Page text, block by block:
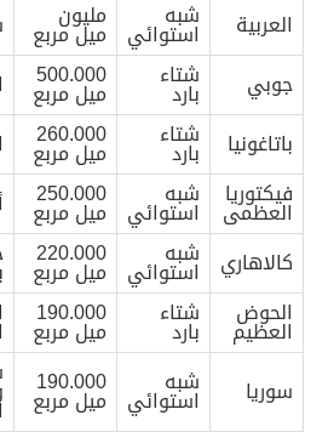
العربية
شبه
استوائي
مليون
ميل مربع
جوبي
شتاء
بارد
500.000
ميل مربع
باتاغونيا
شتاء
بارد
260.000
ميل مربع
فيكتوريا
العظمى
شبه
استوائي
250.000
ميل مربع
كالاهاري
شبه
استوائي
220.000
ميل مربع
الحوض
العظيم
شتاء
بارد
190.000
ميل مربع
سوريا
شبه
استوائي
190.000
ميل مربع